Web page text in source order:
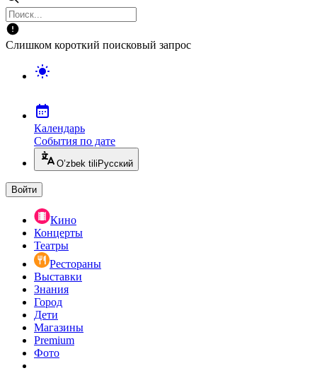
Слишком короткий поисковый запрос
Календарь
События по дате
O’zbek tili Русский
Войти
Кино
Концерты
Театры
Рестораны
Выставки
Знания
Город
Дети
Магазины
Premium
Фото